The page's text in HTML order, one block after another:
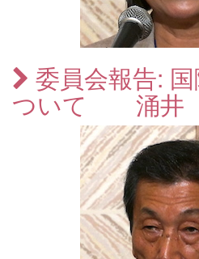
委員会報告:
ついて 涌井